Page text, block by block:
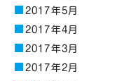
2017年5月
2017年4月
2017年3月
2017年2月